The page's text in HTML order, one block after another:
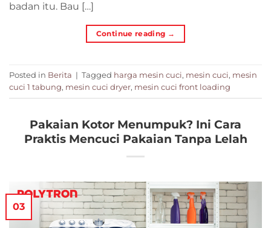
badan itu. Bau […]
Continue reading →
Posted in Berita | Tagged harga mesin cuci, mesin cuci, mesin
cuci 1 tabung, mesin cuci dryer, mesin cuci front loading
Pakaian Kotor Menumpuk? Ini Cara
Praktis Mencuci Pakaian Tanpa Lelah
03